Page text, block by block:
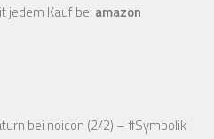
jedem Kauf bei amazon
bei noicon (2/2) – #Symbolik